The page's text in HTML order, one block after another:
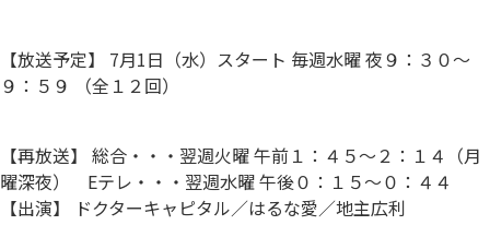
【放送予定】 7月1日（水）スタート 毎週水曜 夜９：３０～
９：５９ （全１２回）
【再放送】 総合・・・翌週火曜 午前１：４５～２：１４（月
曜深夜） Eテレ・・・翌週水曜 午後０：１５～０：４４
【出演】 ドクターキャピタル／はるな愛／地主広利